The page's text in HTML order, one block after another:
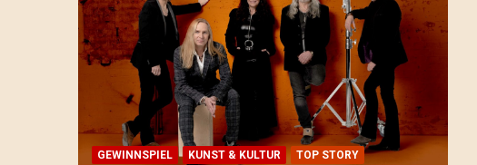
GEWINNSPIEL KUNST & KULTUR TOP STORY